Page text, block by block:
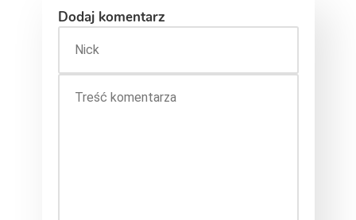
Dodaj komentarz